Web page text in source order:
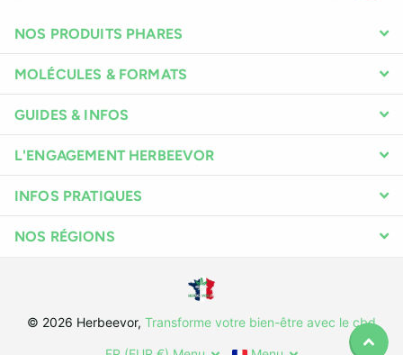
NOS PRODUITS PHARES
MOLÉCULES & FORMATS
GUIDES & INFOS
L'ENGAGEMENT HERBEEVOR
INFOS PRATIQUES
NOS RÉGIONS
© 2026 Herbeevor, Transforme votre bien-être avec le cbd